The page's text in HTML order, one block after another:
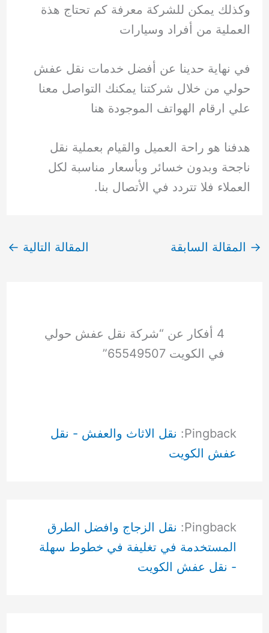
وكذلك يمكن للشركة معرفة كم تحتاج هذة
العملية من أفراد وسيارات
في نهاية حدينا عن أفضل خدمات نقل عفش
حولي من خلال شركتنا يمكنك التواصل معنا
علي ارقام الهواتف الموجودة هنا
هدفنا هو راحة العميل والقيام بعملية نقل
ناجحة وبدون خسائر وبأسعار مناسبة لكل
العملاء فلا تتردد في الأتصال بنا.
→ المقالة السابقة المقالة التالية ←
4 أفكار عن “شركة نقل عفش حولي
في الكويت 65549507”
Pingback:
نقل الاثاث والعفش - نقل
عفش الكويت
Pingback:
نقل الزجاج وافضل الطرق
المستخدمة في تغليفة في خطوط سهلة
- نقل عفش الكويت